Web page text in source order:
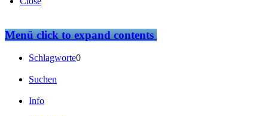
Menüclick to expand contents
Schlagworte0
Suchen
Info